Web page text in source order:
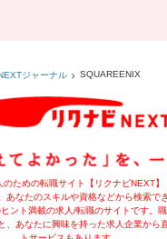
ジャーナル SQUAREENIX
のための転職サイト【リクナビNEXT】
あなたのスキルや資格などから検索で
ント満載の求人/転職のサイトです。
、あなたに興味を持った求人企業から